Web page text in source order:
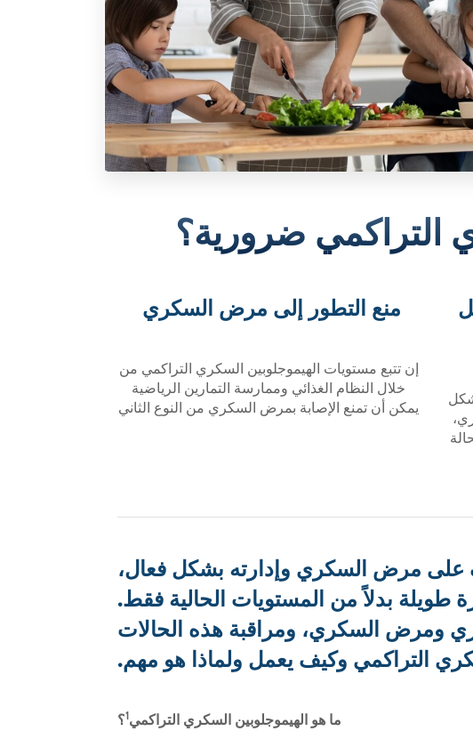
التراكمي ضرورية؟
منع التطور إلى مرض السكري
إن تتبع مستويات الهيموجلوبين السكري التراكمي من
خلال النظام الغذائي وممارسة التمارين الرياضية
يمكن أن تمنع الإصابة بمرض السكري من النوع الثاني
على مرض السكري وإدارته بشكل فعال،
بدلاً من المستويات الحالية فقط.
ومرض السكري، ومراقبة هذه الحالات
التراكمي وكيف يعمل ولماذا هو مهم.
ما هو الهيموجلوبين السكري التراكمي1؟